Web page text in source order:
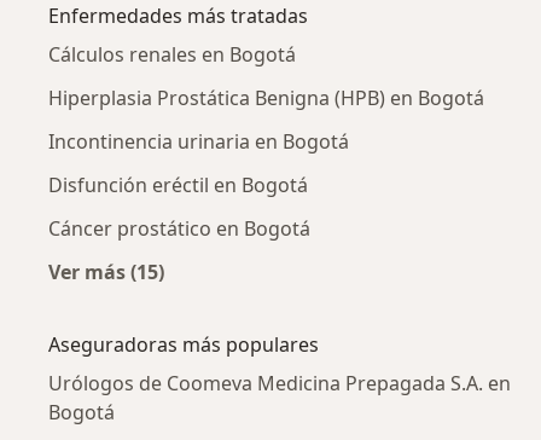
Enfermedades más tratadas
Cálculos renales en Bogotá
Hiperplasia Prostática Benigna (HPB) en Bogotá
Incontinencia urinaria en Bogotá
Disfunción eréctil en Bogotá
Cáncer prostático en Bogotá
Ver más (15)
Aseguradoras más populares
Urólogos de Coomeva Medicina Prepagada S.A. en
Bogotá